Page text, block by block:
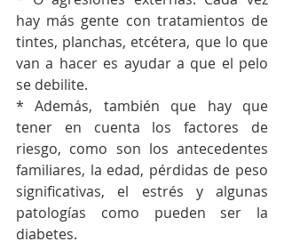
hay más gente con tratamientos de
tintes, planchas, etcétera, que lo que
van a hacer es ayudar a que el pelo
se debilite.
* Además, también que hay que
tener en cuenta los factores de
riesgo, como son los antecedentes
familiares, la edad, pérdidas de peso
significativas, el estrés y algunas
patologías como pueden ser la
diabetes.